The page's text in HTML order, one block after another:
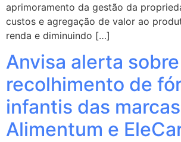
aprimoramento da gestão da
custos e agregação de valor ao
renda e diminuindo […]
Anvisa alerta sobre
recolhimento de
infantis das
Alimentum e